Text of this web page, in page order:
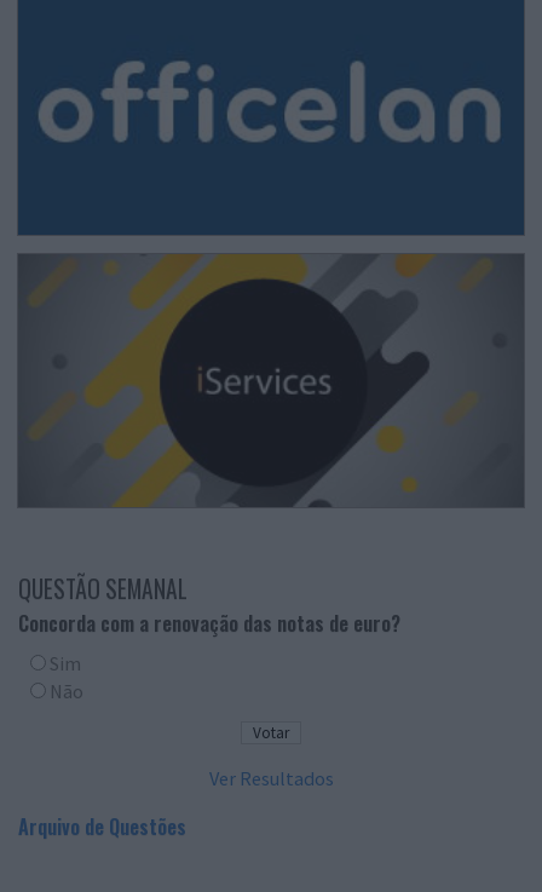
QUESTÃO SEMANAL
Concorda com a renovação das notas de euro?
Sim
Não
Ver Resultados
Arquivo de Questões